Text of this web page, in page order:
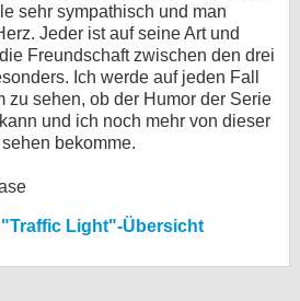
sehr sympathisch und man
Jeder ist auf seine Art und
Freundschaft zwischen den drei
Ich werde auf jeden Fall
zu sehen, ob der Humor der Serie
und ich noch mehr von dieser
bekomme.
Light"-Übersicht